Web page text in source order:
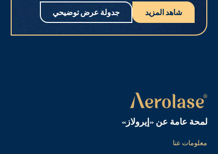
شاهد المزيد جدولة عرض توضيحي
لمحة عامة عن «إيرولاز»
معلومات عنا